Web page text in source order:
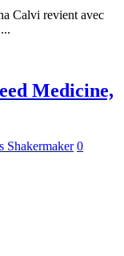
Calvi revient avec
Medicine,
Shakermaker 0